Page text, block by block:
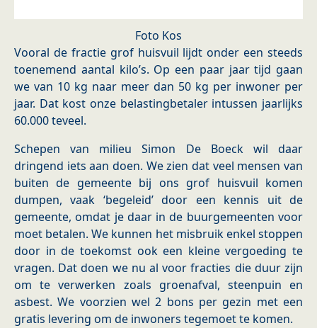
Foto Kos
Vooral de fractie grof huisvuil lijdt onder een steeds
toenemend aantal kilo’s. Op een paar jaar tijd gaan
we van 10 kg naar meer dan 50 kg per inwoner per
jaar. Dat kost onze belastingbetaler intussen jaarlijks
60.000 teveel.
Schepen van milieu Simon De Boeck wil daar
dringend iets aan doen. We zien dat veel mensen van
buiten de gemeente bij ons grof huisvuil komen
dumpen, vaak ‘begeleid’ door een kennis uit de
gemeente, omdat je daar in de buurgemeenten voor
moet betalen. We kunnen het misbruik enkel stoppen
door in de toekomst ook een kleine vergoeding te
vragen. Dat doen we nu al voor fracties die duur zijn
om te verwerken zoals groenafval, steenpuin en
asbest. We voorzien wel 2 bons per gezin met een
gratis levering om de inwoners tegemoet te komen.